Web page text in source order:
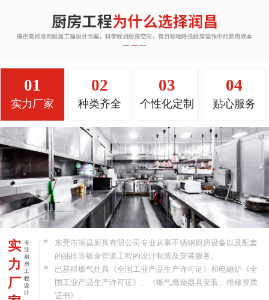
01
实力厂家
02
种类齐全
03
个性化定制
04
贴心服务
实
力
厂
专
注
厨
房
工
程
设
计
东莞市润昌厨具有限公司专业从事不锈钢厨房设备以及配套
的抽排等钣金管道工程的设计制造及安装服务。
已获得燃气灶具《全国工业产品生产许可证》和电磁炉《全
国工业产品生产许可证》、《燃气燃烧器具安装、维修资质
证书》。